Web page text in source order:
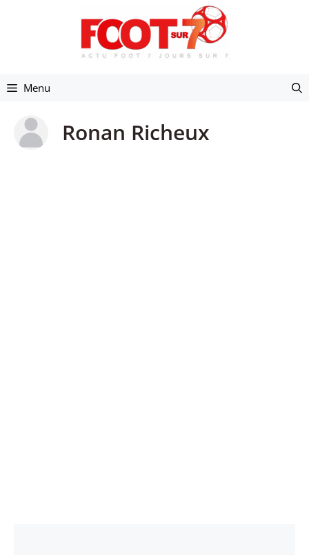
Menu
Ronan Richeux